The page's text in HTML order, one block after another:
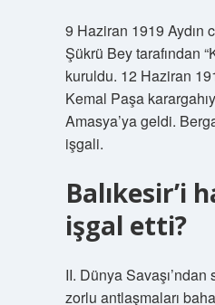
9 Haziran 1919 Aydın
Şükrü Bey tarafından
kuruldu. 12 Haziran
Kemal Paşa
Amasya’ya geldi.
işgali.
Balıkesir’i
işgal etti?
II. Dünya
zorlu antlaşmaları